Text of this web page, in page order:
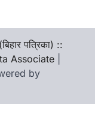
पत्रिका) ::
Associate
by